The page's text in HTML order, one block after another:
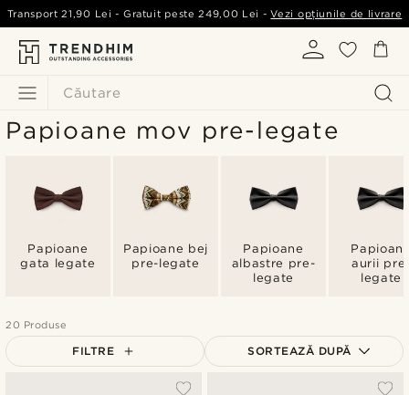
Căutare
Transport 21,90 Lei - Gratuit peste249,00 Lei -Vezi opțiunile de livrare
Papioane mov pre-legate
Papioane
gata legate
Papioane bej
pre-legate
Papioane
albastre pre-
legate
aurii
legate
20 Produse
FILTRE SORTEAZĂ DUPĂ